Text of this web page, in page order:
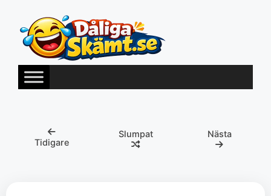
innehåll
Tidigare
Slumpat Nästa